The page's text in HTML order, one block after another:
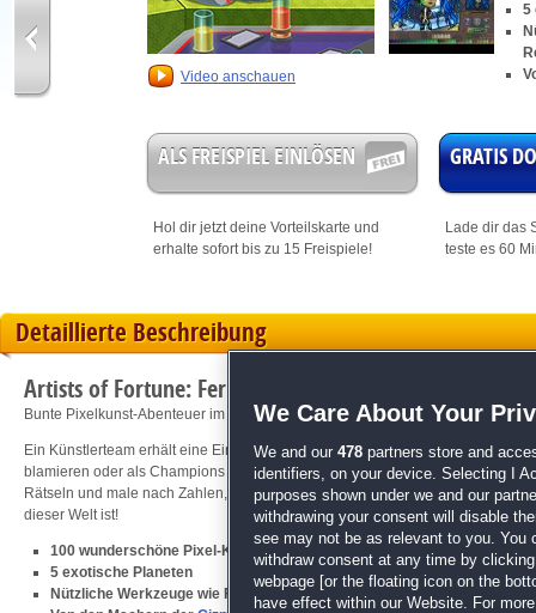
Video anschauen
5
ALS FREISPIEL EINLÖSEN
Hol dir jetzt deine Vorteilskarte und
erhalte sofort bis zu 15 Freispiele!
GRATIS
Lade dir das
teste es 60
Detaillierte Beschreibung
Artists of Fortune: Ferne Welten
Bunte Pixelkunst-Abenteuer im Weltraum!
Ein Künstlerteam erhält eine Einladung zur Intergalaktischen Gemälde-
blamieren oder als Champions zu begeisterten Fans nach Hause
Rätseln und male nach Zahlen, um sie zum Leben zu erwecken! Es erwartet
dieser Welt ist!
100 wunderschöne Pixel-Kunstwerke
5 exotische Planeten
Nützliche Werkzeuge wie Füllstoff, Blockbuster und
We Care About Your
We and our 478 partners store and
identifiers, on your device. Selecting I
purposes shown under we and our
withdrawing your consent will disable
see may not be as relevant to you. You
withdraw consent at any time by
webpage [or the floating icon on the
have effect within our Website. For